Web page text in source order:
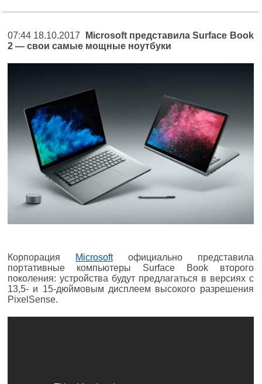
07:44 18.10.2017
Microsoft представила Surface Book
2 — свои самые мощные ноутбуки
Корпорация Microsoftофициально представила
портативные компьютеры Surface Book второго
поколения: устройства будут предлагаться в версиях с
13,5- и 15-дюймовым дисплеем высокого разрешения
PixelSense.